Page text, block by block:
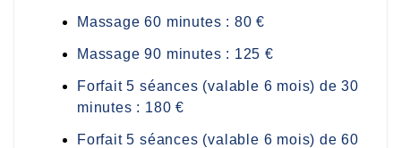
Massage 60 minutes : 80 €
Massage 90 minutes : 125 €
Forfait 5 séances (valable 6 mois) de 30
minutes : 180 €
Forfait 5 séances (valable 6 mois) de 60